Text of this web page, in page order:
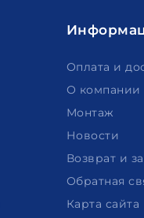
Оплата и
О компании
Монтаж
Новости
Возврат и
Обратная
Карта сайта